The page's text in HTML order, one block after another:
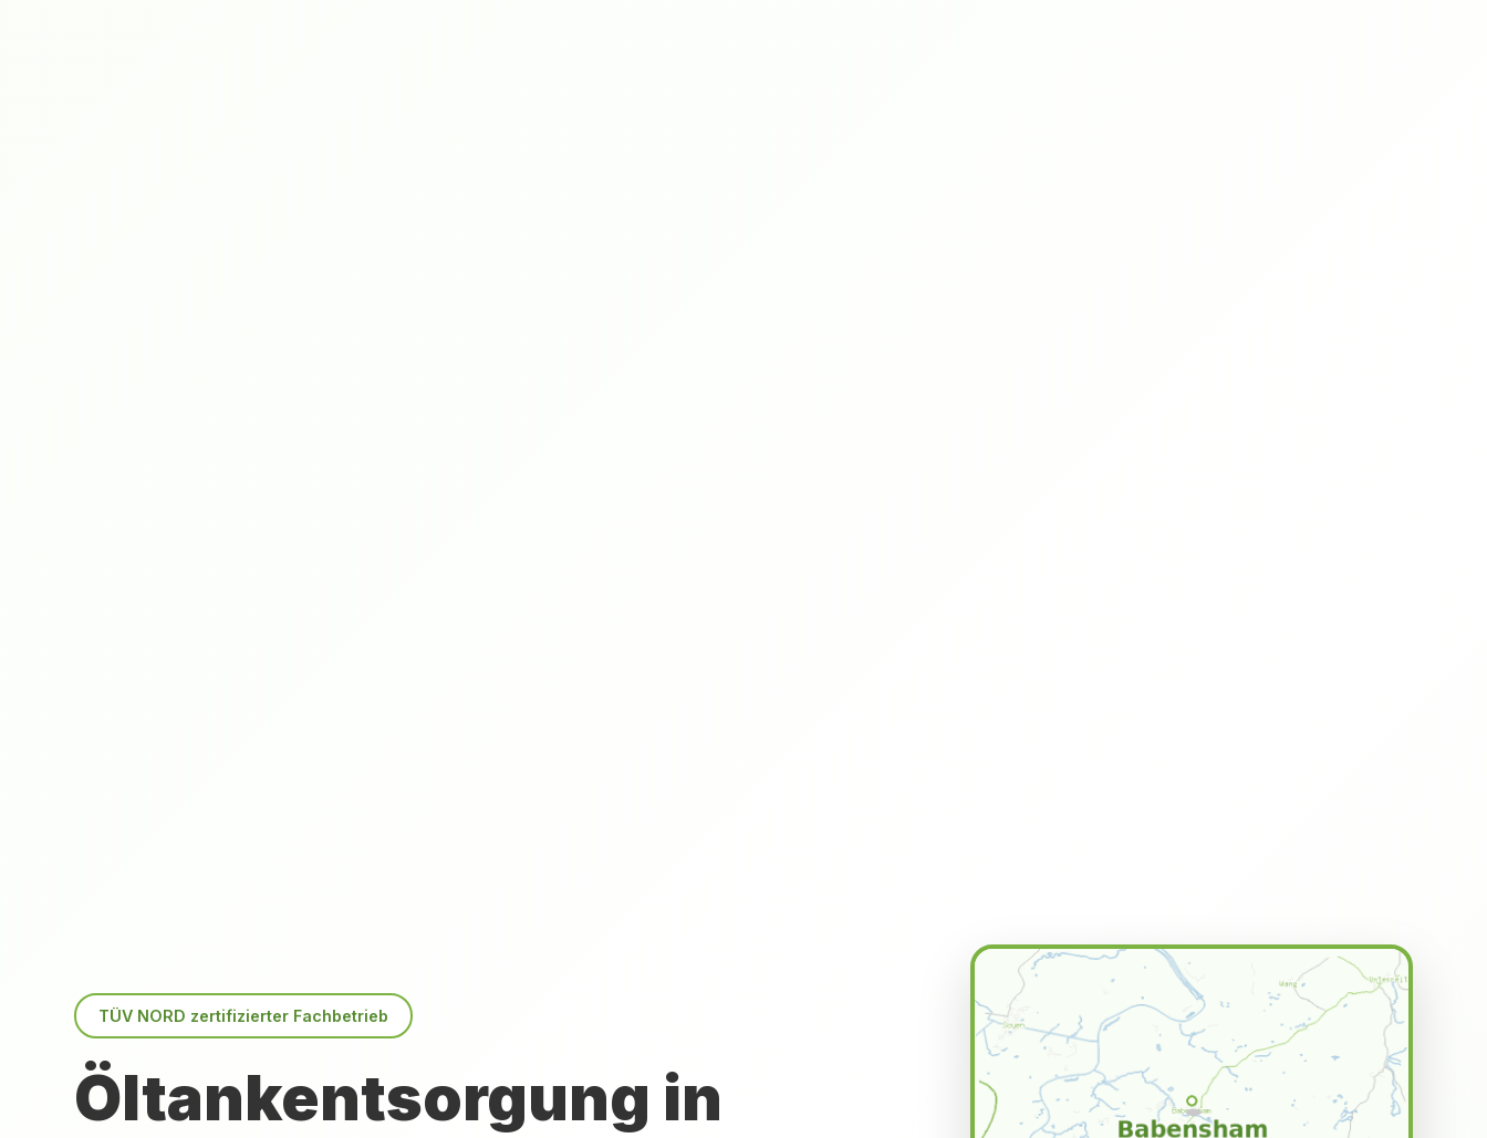
TÜV NORD zertifizierter Fachbetrieb
Öltankentsorgung in